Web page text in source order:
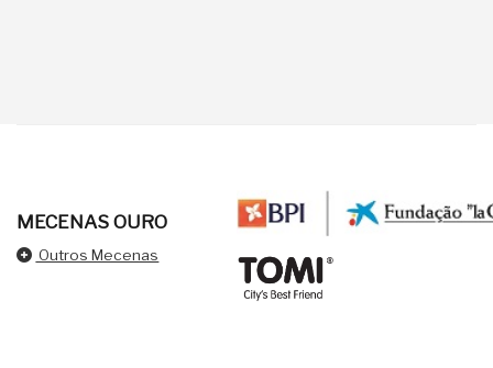
MECENAS OURO
Outros Mecenas